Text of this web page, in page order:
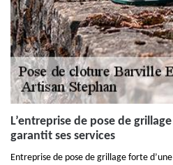
L’entreprise de pose de
garantit ses services
Entreprise de pose de grillage forte